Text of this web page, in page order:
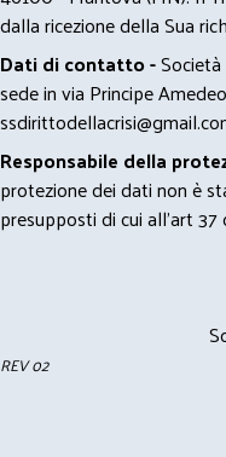
dalla ricezione della Sua
Dati di contatto -
sede in via Principe
Responsabile della
protezione dei dati non è
presupposti di cui all’art
REV 02